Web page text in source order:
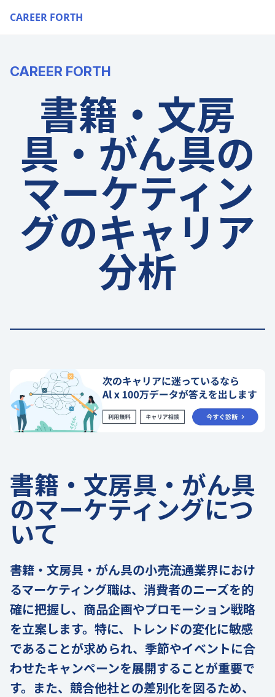
CAREER FORTH
CAREER FORTH
書籍・文房
具・がん具の
マーケティン
グのキャリア
分析
書籍・文房具・がん具
のマーケティングにつ
いて
書籍・文房具・がん具の小売流通業界におけ
るマーケティング職は、消費者のニーズを的
確に把握し、商品企画やプロモーション戦略
を立案します。特に、トレンドの変化に敏感
であることが求められ、季節やイベントに合
わせたキャンペーンを展開することが重要で
す。また、競合他社との差別化を図るため、